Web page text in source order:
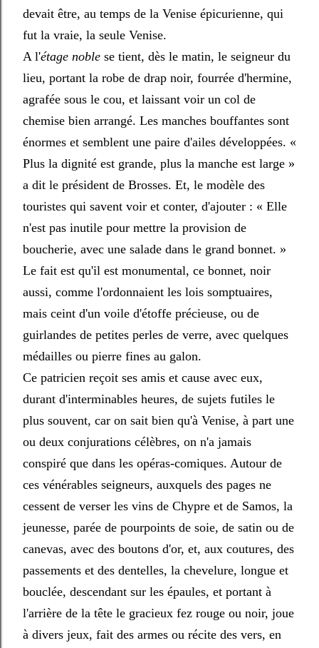
devait être, au temps de la Venise épicurienne, qui
fut la vraie, la seule Venise.
A l'étage noble se tient, dès le matin, le seigneur du
lieu, portant la robe de drap noir, fourrée d'hermine,
agrafée sous le cou, et laissant voir un col de
chemise bien arrangé. Les manches bouffantes sont
énormes et semblent une paire d'ailes développées. «
Plus la dignité est grande, plus la manche est large »
a dit le président de Brosses. Et, le modèle des
touristes qui savent voir et conter, d'ajouter : « Elle
n'est pas inutile pour mettre la provision de
boucherie, avec une salade dans le grand bonnet. »
Le fait est qu'il est monumental, ce bonnet, noir
aussi, comme l'ordonnaient les lois somptuaires,
mais ceint d'un voile d'étoffe précieuse, ou de
guirlandes de petites perles de verre, avec quelques
médailles ou pierre fines au galon.
Ce patricien reçoit ses amis et cause avec eux,
durant d'interminables heures, de sujets futiles le
plus souvent, car on sait bien qu'à Venise, à part une
ou deux conjurations célèbres, on n'a jamais
conspiré que dans les opéras-comiques. Autour de
ces vénérables seigneurs, auxquels des pages ne
cessent de verser les vins de Chypre et de Samos, la
jeunesse, parée de pourpoints de soie, de satin ou de
canevas, avec des boutons d'or, et, aux coutures, des
passements et des dentelles, la chevelure, longue et
bouclée, descendant sur les épaules, et portant à
l'arrière de la tête le gracieux fez rouge ou noir, joue
à divers jeux, fait des armes ou récite des vers, en